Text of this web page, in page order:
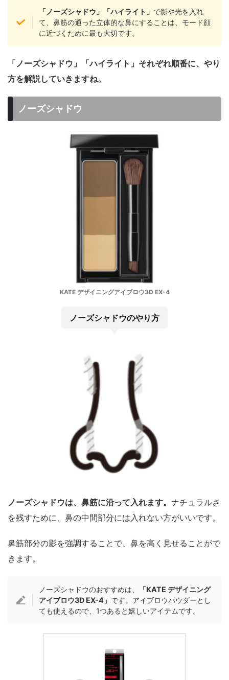
「ノーズシャドウ」「ハイライト」 で影や光を入れ
て、鼻筋の通った立体的な鼻にすることは、モード顔
に近づくために最も大切です。
「ノーズシャドウ」「ハイライト」それぞれ順番に、やり
方を解説していきますね。
ノーズシャドウ
KATE デザイニングアイブロウ3D EX-4
ノーズシャドウのやり方
ノーズシャドウは、鼻筋に沿って入れます。 ナチュラルさ
を残すために、鼻の中間部分には入れない方がいいです。
鼻筋部分の影を強調することで、鼻を高く見せることがで
きます。
ノーズシャドウのおすすめは、
「KATE デザイニング
アイブロウ3D EX-4」 です。アイブロウパウダーとし
ても使えるので、1つあると嬉しいアイテムです。